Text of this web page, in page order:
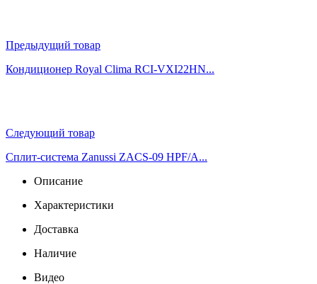
Предыдущий товар
Кондиционер Royal Clima RCI-VXI22HN...
Следующий товар
Сплит-система Zanussi ZACS-09 HPF/A...
Описание
Характеристики
Доставка
Наличие
Видео